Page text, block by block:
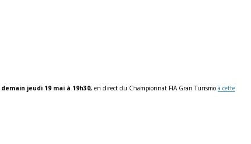
demain jeudi 19 mai à 19h30, en direct du Championnat FIA Gran Turismo à cette